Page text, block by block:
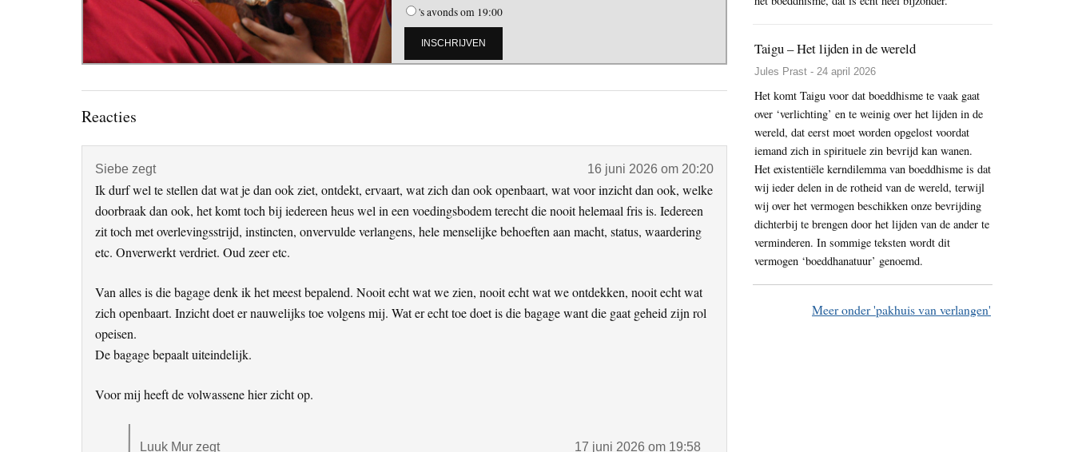
's avonds om 19:00
Lees
Reacties
Siebe zegt 16 juni 2026 om 20:20
Ik durf wel te stellen dat wat je dan ook ziet, ontdekt, ervaart, wat zich dan ook openbaart, wat voor inzicht dan ook, welke
doorbraak dan ook, het komt toch bij iedereen heus wel in een voedingsbodem terecht die nooit helemaal fris is. Iedereen
zit toch met overlevingsstrijd, instincten, onvervulde verlangens, hele menselijke behoeften aan macht, status, waardering
etc. Onverwerkt verdriet. Oud zeer etc.
Van alles is die bagage denk ik het meest bepalend. Nooit echt wat we zien, nooit echt wat we ontdekken, nooit echt wat
zich openbaart. Inzicht doet er nauwelijks toe volgens mij. Wat er echt toe doet is die bagage want die gaat geheid zijn rol
opeisen.
De bagage bepaalt uiteindelijk.
Voor mij heeft de volwassene hier zicht op.
Luuk Mur zegt 17 juni 2026 om 19:58
Taigu – Het lijden in de wereld
Jules Prast - 24 april 2026
Het komt Taigu voor dat boeddhisme te vaak gaat
over ‘verlichting’ en te weinig over het lijden in de
wereld, dat eerst moet worden opgelost voordat
iemand zich in spirituele zin bevrijd kan wanen.
Het existentiële kerndilemma van boeddhisme is dat
wij ieder delen in de rotheid van de wereld, terwijl
wij over het vermogen beschikken onze bevrijding
dichterbij te brengen door het lijden van de ander te
verminderen. In sommige teksten wordt dit
vermogen ‘boeddhanatuur’ genoemd.
Meer onder 'pakhuis van verlangen'